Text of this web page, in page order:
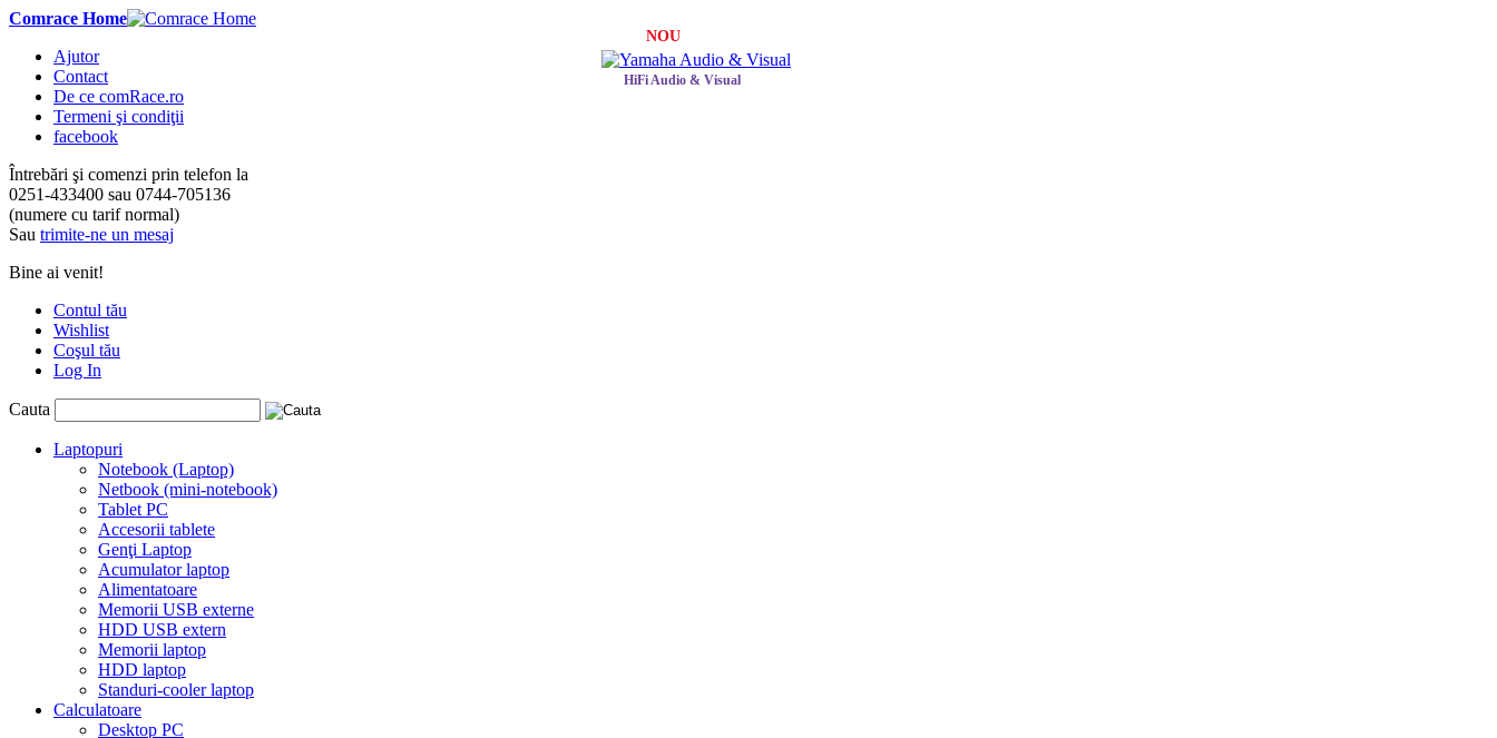
Comrace Home
Ajutor
Contact
De ce comRace.ro
Termeni şi condiţii
facebook
Întrebări şi comenzi prin telefon la
0251-433400 sau 0744-705136
(numere cu tarif normal)
Sau trimite-ne un mesaj
Bine ai venit!
Contul tău
Wishlist
Coşul tău
Log In
NOU
HiFi Audio & Visual
Cauta
Laptopuri
Notebook (Laptop)
Netbook (mini-notebook)
Tablet PC
Accesorii tablete
Genţi Laptop
Acumulator laptop
Alimentatoare
Memorii USB externe
HDD USB extern
Memorii laptop
HDD laptop
Standuri-cooler laptop
Calculatoare
Desktop PC